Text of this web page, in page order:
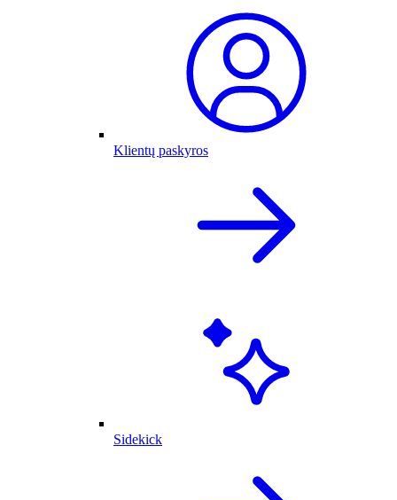
Klientų paskyros
Sidekick